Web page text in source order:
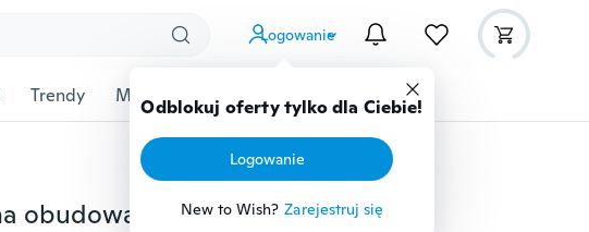
Logowanie
Odblokuj oferty tylko dla Ciebie!
Logowanie
New to Wish? Zarejestruj się
Trendy Moda Przybory dziecięce Więcej
Nowa, prosta konstrukcja Dwustronna szklana obudowa magnetyczna z adsorpcją metalu dla Iphone12 12Pro 12Mini 12Pro Max Iphone 11 11Pro 11Pro Max Iphonex Xs Max Xr Osłona adsorpcyjna magnetyczna dla Iphone 7 8 Plus Se 2020